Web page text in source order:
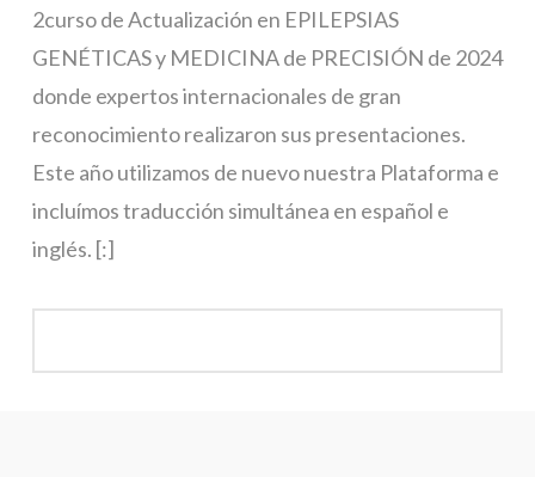
2curso de Actualización en EPILEPSIAS
GENÉTICAS y MEDICINA de PRECISIÓN de 2024
donde expertos internacionales de gran
reconocimiento realizaron sus presentaciones.
Este año utilizamos de nuevo nuestra Plataforma e
incluímos traducción simultánea en español e
inglés. [:]